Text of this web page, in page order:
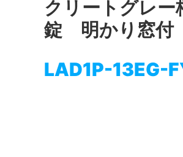
クリートグレ
錠 明かり窓付
LAD1P-13EG-